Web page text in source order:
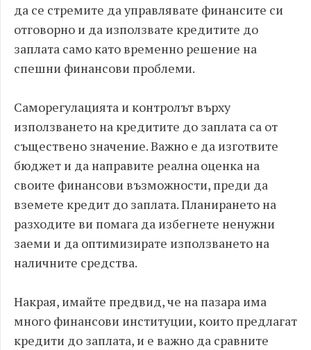
да се стремите да управлявате финансите си
отговорно и да използвате кредитите до
заплата само като временно решение на
спешни финансови проблеми.
Саморегулацията и контролът върху
използването на кредитите до заплата са от
съществено значение. Важно е да изготвите
бюджет и да направите реална оценка на
своите финансови възможности, преди да
вземете кредит до заплата. Планирането на
разходите ви помага да избегнете ненужни
заеми и да оптимизирате използването на
наличните средства.
Накрая, имайте предвид, че на пазара има
много финансови институции, които предлагат
кредити до заплата, и е важно да сравните